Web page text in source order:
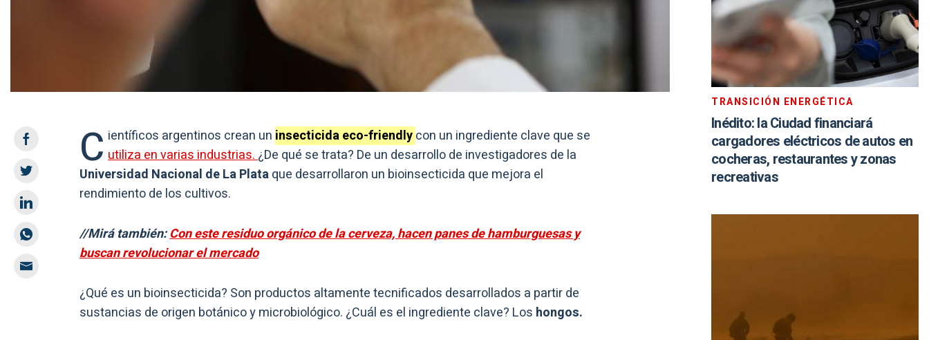
C ientíficos argentinos crean un insecticida eco-friendlycon un ingrediente clave que se
utiliza en varias industrias.¿De qué se trata? De un desarrollo de investigadores de la
Universidad Nacional de La Plataque desarrollaron un bioinsecticida que mejora el
rendimiento de los cultivos.
//Mirá también:Con este residuo orgánico de la cerveza, hacen panes de hamburguesas y
buscan revolucionar el mercado
¿Qué es un bioinsecticida? Son productos altamente tecnificados desarrollados a partir de
sustancias de origen botánico y microbiológico. ¿Cuál es el ingrediente clave? Los hongos.
TRANSICIÓN ENERGÉTICA
Inédito: la Ciudad financiará
cargadores eléctricos de autos en
cocheras, restaurantes y zonas
recreativas